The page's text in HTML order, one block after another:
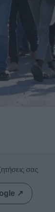
σας
↗